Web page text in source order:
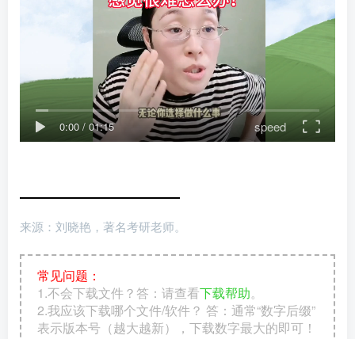
0:00 / 01:15 speed
来源：刘晓艳，著名考研老师。
常见问题：
1.不会下载文件？答：请查看下载帮助。
2.我应该下载哪个文件/软件？ 答：通常“数字后缀”
表示版本号（越大越新），下载数字最大的即可！